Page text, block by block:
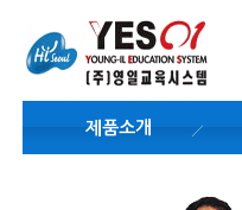
제품소개